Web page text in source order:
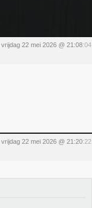
vrijdag 22 mei 2026 @ 21:08:04
vrijdag 22 mei 2026 @ 21:20:22